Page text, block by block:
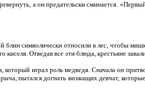
а он предательски сминается.
символически относили в лес, чтобы
Отведав все эти блюда, крестьяне
играл роль медведя. Сначала он
пытался догнать визжащих девчат,